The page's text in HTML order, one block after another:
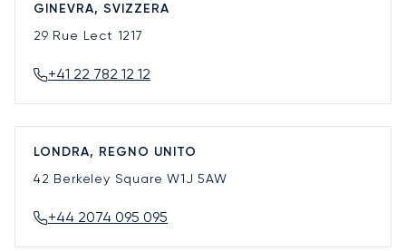
GINEVRA, SVIZZERA
29 Rue Lect 1217
+41 22 782 12 12
LONDRA, REGNO UNITO
42 Berkeley SquareW1J 5AW
+44 2074 095 095